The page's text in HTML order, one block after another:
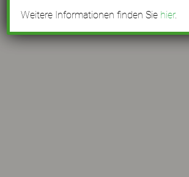
Weitere Informationen finden Sie hier.